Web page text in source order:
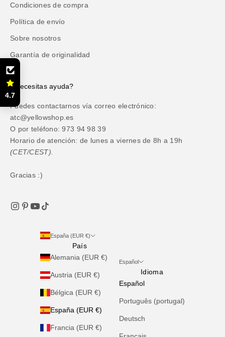
Condiciones de compra
Política de envío
Sobre nosotros
Garantía de originalidad
¿Necesitas ayuda?
Puedes contactarnos vía correo electrónico:
atc@yellowshop.es
O por teléfono: 973 94 98 39
Horario de atención: de lunes a viernes de 8h a 19h
(CET/CEST).
Gracias :)
España (EUR €)
País
Alemania (EUR €)
Austria (EUR €)
Bélgica (EUR €)
España (EUR €)
Francia (EUR €)
Español
Idioma
Español
Português (portugal)
Deutsch
4.7